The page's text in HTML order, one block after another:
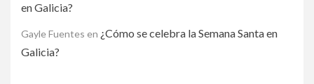
en Galicia?
Gayle Fuentes en ¿Cómo se celebra la Semana Santa en
Galicia?